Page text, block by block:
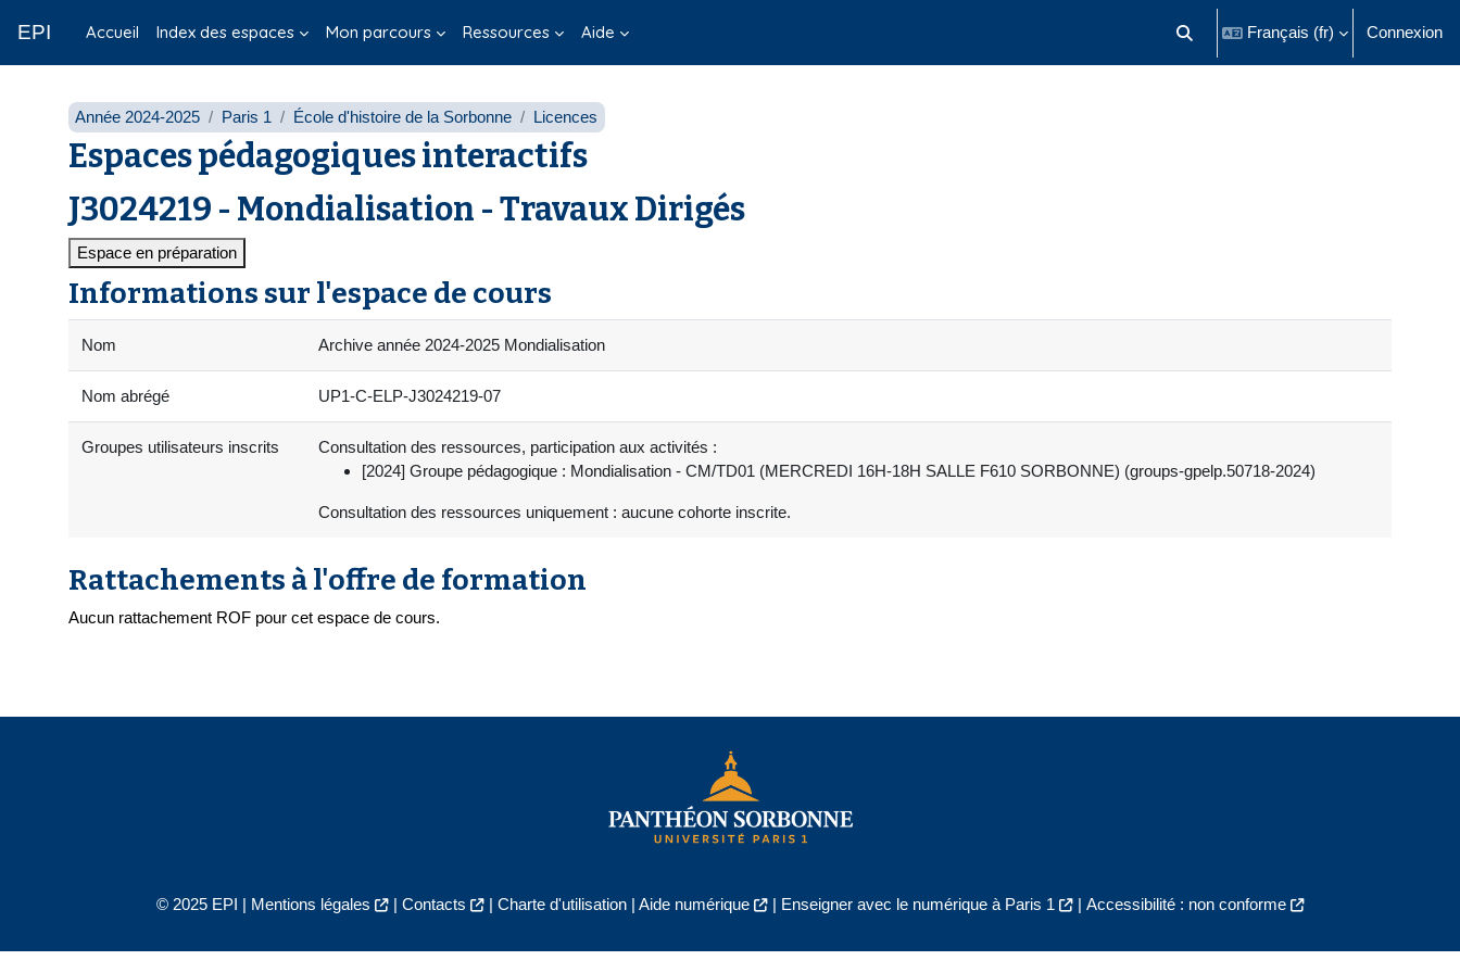
EPI Accueil Index des espaces Mon parcours Ressources Aide Activer/désactiver la saisie de
Français ‎(fr)‎ Connexion
Année 2024-2025 Paris 1 École d'histoire de la Sorbonne Licences
Espaces pédagogiques interactifs
J3024219 - Mondialisation - Travaux Dirigés
Espace en préparation
Informations sur l'espace de cours
Nom Archive année 2024-2025 Mondialisation
Nom abrégé UP1-C-ELP-J3024219-07
Groupes utilisateurs inscrits
Consultation des ressources, participation aux activités :
[2024] Groupe pédagogique : Mondialisation - CM/TD01 (MERCREDI 16H-18H SALLE F610 SORBONNE) (groups-gpelp.50718-2024)
Consultation des ressources uniquement : aucune cohorte inscrite.
Rattachements à l'offre de formation
Aucun rattachement ROF pour cet espace de cours.
© 2025 EPI | Mentions légales | Contacts | Charte d'utilisation| Aide numérique | Enseigner avec le numérique à Paris 1 | Accessibilité : non conforme